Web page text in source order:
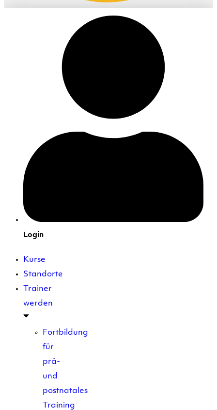
Login
Kurse
Standorte
Trainer
werden
Fortbildung
für
prä-
und
postnatales
Training